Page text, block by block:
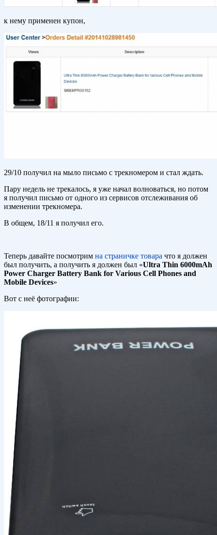
к нему применен купон,
29/10 получил на мыло письмо с трекномером и стал ждать.
Пару недель не трекалось, я уже начал волноваться, но потом
я получил письмо от одного из сервисов отслеживания об
изменении трекномера.
В общем, 18/11 я получил его.
Теперь давайте посмотрим на страничке товара что я должен
был получить, а получить я должен был «Ultra Thin 6000mAh
Power Charger Battery Bank for Various Cell Phones and
Mobile Devices»
Вот с неё фотографии: